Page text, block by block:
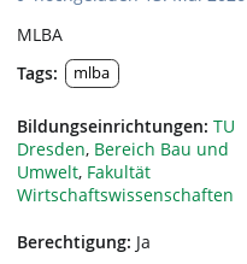
MLBA
Tags:
mlba
Bildungseinrichtungen: TU
Dresden, Bereich Bau und
Umwelt, Fakultät
Wirtschaftswissenschaften
Berechtigung: Ja